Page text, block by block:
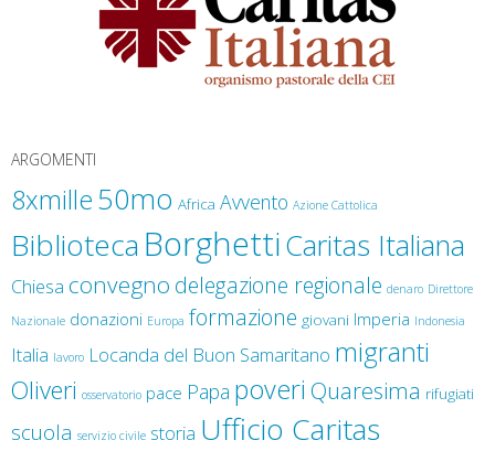
ARGOMENTI
8xmille50mo Africa Avvento Azione Cattolica
Biblioteca BorghettiCaritas Italiana
Chiesa convegno delegazione regionale denaro Direttore
Nazionale donazioni Europa formazione giovani Imperia Indonesia
Italia lavoro Locanda del Buon Samaritano migranti
Oliveri osservatorio pace Papa poveri Quaresima rifugiati
scuola servizio civile storia Ufficio Caritas